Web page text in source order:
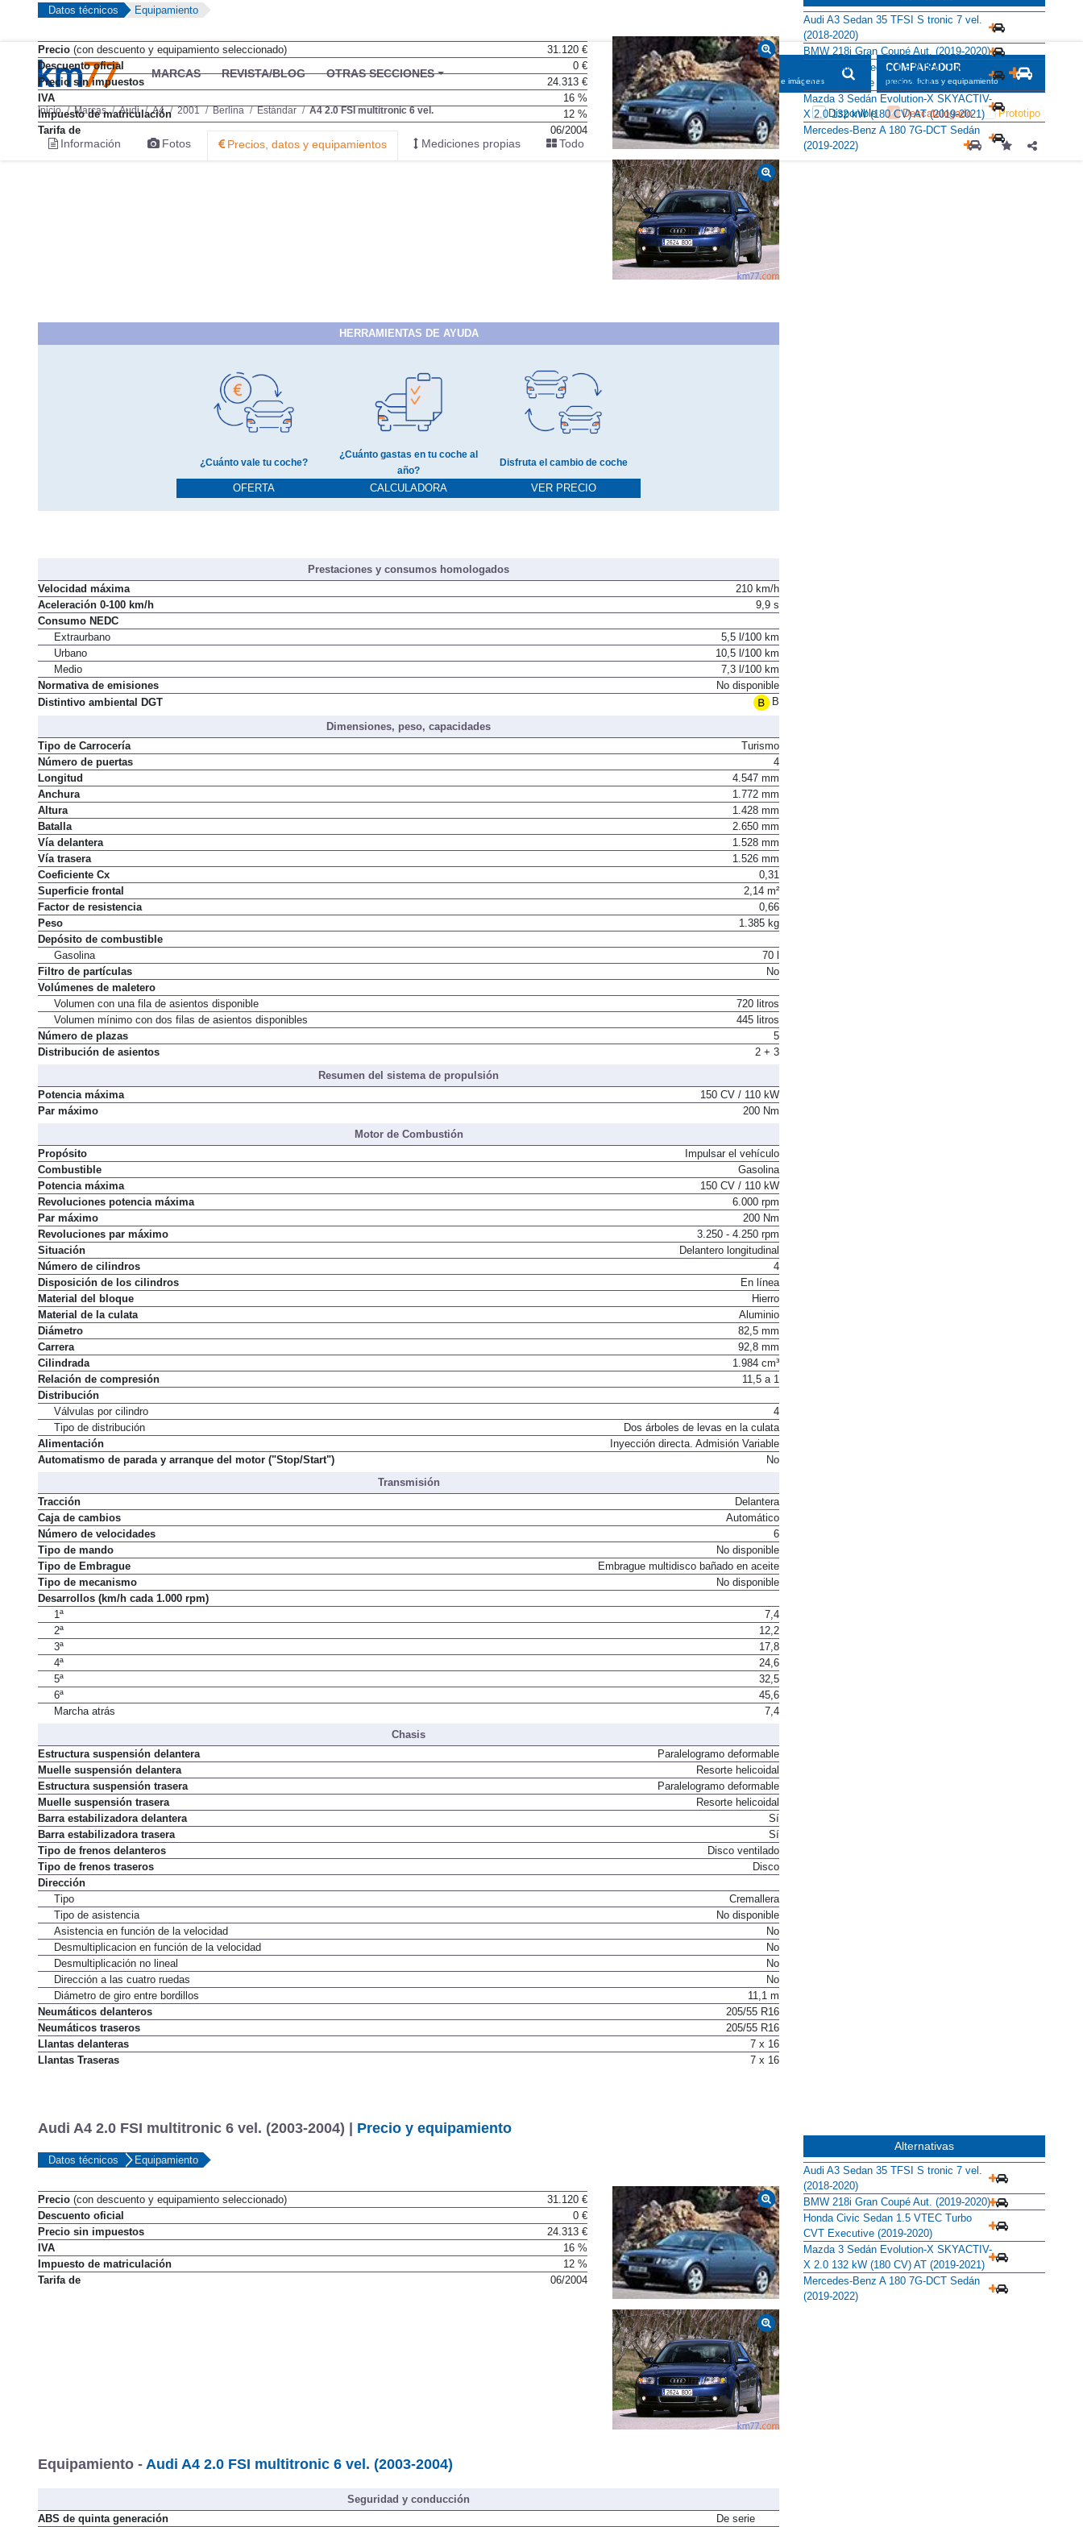
MARCAS REVISTA/BLOG OTRAS SECCIONES BUSCADOR
informaciones, fichas e imágenes
COMPARADOR
precios, fichas y equipamiento
Inicio Marcas Audi A4 2001 Berlina Estándar A4 2.0 FSI multitronic 6 vel. Disponible Descatalogado Prototipo
Información Fotos Precios, datos y equipamientos Mediciones propias Todo
Datos técnicos Equipamiento
Precio (con descuento y equipamiento seleccionado)
31.120 €
Descuento oficial
0 €
Precio sin impuestos
24.313 €
IVA
16 %
Impuesto de matriculación
12 %
Tarifa de
06/2004
HERRAMIENTAS DE AYUDA
¿Cuánto vale tu coche?
OFERTA
¿Cuánto gastas en tu coche al
año?
CALCULADORA
Disfruta el cambio de coche
VER PRECIO
Prestaciones y consumos homologados
Velocidad máxima
210 km/h
Aceleración 0-100 km/h
9,9 s
Consumo NEDC
Extraurbano
5,5 l/100 km
Urbano
10,5 l/100 km
Medio
7,3 l/100 km
Normativa de emisiones
No disponible
Distintivo ambiental DGT
B
Dimensiones, peso, capacidades
Tipo de Carrocería
Turismo
Número de puertas
4
Longitud
4.547 mm
Anchura
1.772 mm
Altura
1.428 mm
Batalla
2.650 mm
Vía delantera
1.528 mm
Vía trasera
1.526 mm
Coeficiente Cx
0,31
Superficie frontal
2,14 m²
Factor de resistencia
0,66
Peso
1.385 kg
Depósito de combustible
Gasolina
70 l
Filtro de partículas
No
Volúmenes de maletero
Volumen con una fila de asientos disponible
720 litros
Volumen mínimo con dos filas de asientos disponibles
445 litros
Número de plazas
5
Distribución de asientos
2 + 3
Resumen del sistema de propulsión
Potencia máxima
150 CV / 110 kW
Par máximo
200 Nm
Motor de Combustión
Propósito
Impulsar el vehículo
Combustible
Gasolina
Potencia máxima
150 CV / 110 kW
Revoluciones potencia máxima
6.000 rpm
Par máximo
200 Nm
Revoluciones par máximo
3.250 - 4.250 rpm
Situación
Delantero longitudinal
Número de cilindros
4
Disposición de los cilindros
En línea
Material del bloque
Hierro
Material de la culata
Aluminio
Diámetro
82,5 mm
Carrera
92,8 mm
Cilindrada
1.984 cm³
Relación de compresión
11,5 a 1
Distribución
Válvulas por cilindro
4
Tipo de distribución
Dos árboles de levas en la culata
Alimentación
Inyección directa. Admisión Variable
Automatismo de parada y arranque del motor ("Stop/Start")
No
Transmisión
Tracción
Delantera
Caja de cambios
Automático
Número de velocidades
6
Tipo de mando
No disponible
Tipo de Embrague
Embrague multidisco bañado en aceite
Tipo de mecanismo
No disponible
Desarrollos (km/h cada 1.000 rpm)
1ª
7,4
2ª
12,2
3ª
17,8
4ª
24,6
5ª
32,5
6ª
45,6
Marcha atrás
7,4
Chasis
Estructura suspensión delantera
Paralelogramo deformable
Muelle suspensión delantera
Resorte helicoidal
Estructura suspensión trasera
Paralelogramo deformable
Muelle suspensión trasera
Resorte helicoidal
Barra estabilizadora delantera
Sí
Barra estabilizadora trasera
Sí
Tipo de frenos delanteros
Disco ventilado
Tipo de frenos traseros
Disco
Dirección
Tipo
Cremallera
Tipo de asistencia
No disponible
Asistencia en función de la velocidad
No
Desmultiplicacion en función de la velocidad
No
Desmultiplicación no lineal
No
Dirección a las cuatro ruedas
No
Diámetro de giro entre bordillos
11,1 m
Neumáticos delanteros
205/55 R16
Neumáticos traseros
205/55 R16
Llantas delanteras
7 x 16
Llantas Traseras
7 x 16
Audi A3 Sedan 35 TFSI S tronic 7 vel.
(2018-2020)
BMW 218i Gran Coupé Aut. (2019-2020)
Honda Civic Sedan 1.5 VTEC Turbo
CVT Executive (2019-2020)
Mazda 3 Sedán Evolution-X SKYACTIV-
X 2.0 132 kW (180 CV) AT (2019-2021)
Mercedes-Benz A 180 7G-DCT Sedán
(2019-2022)
Audi A4 2.0 FSI multitronic 6 vel. (2003-2004) | Precio y equipamiento
Datos técnicos Equipamiento
Precio (con descuento y equipamiento seleccionado)
31.120 €
Descuento oficial
0 €
Precio sin impuestos
24.313 €
IVA
16 %
Impuesto de matriculación
12 %
Tarifa de
06/2004
Equipamiento - Audi A4 2.0 FSI multitronic 6 vel. (2003-2004)
Seguridad y conducción
ABS de quinta generación
De serie
Alternativas
Audi A3 Sedan 35 TFSI S tronic 7 vel.
(2018-2020)
BMW 218i Gran Coupé Aut. (2019-2020)
Honda Civic Sedan 1.5 VTEC Turbo
CVT Executive (2019-2020)
Mazda 3 Sedán Evolution-X SKYACTIV-
X 2.0 132 kW (180 CV) AT (2019-2021)
Mercedes-Benz A 180 7G-DCT Sedán
(2019-2022)